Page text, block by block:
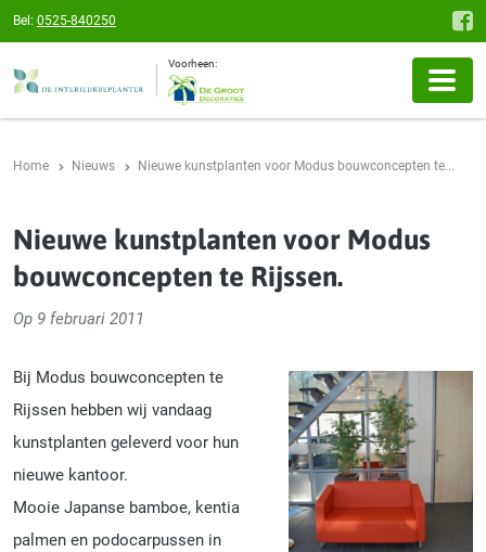
Bel: 0525-840250
Voorheen:
Home Nieuws Nieuwe kunstplanten voor Modus bouwconcepten te...
Nieuwe kunstplanten voor Modus
bouwconcepten te Rijssen.
Op 9 februari 2011
Bij Modus bouwconcepten te
Rijssen hebben wij vandaag
kunstplanten geleverd voor hun
nieuwe kantoor.
Mooie Japanse bamboe, kentia
palmen en podocarpussen in